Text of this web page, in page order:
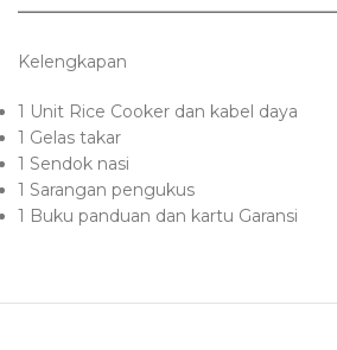
Kelengkapan
1 Unit Rice Cooker dan kabel daya
1 Gelas takar
1 Sendok nasi
1 Sarangan pengukus
1 Buku panduan dan kartu Garansi